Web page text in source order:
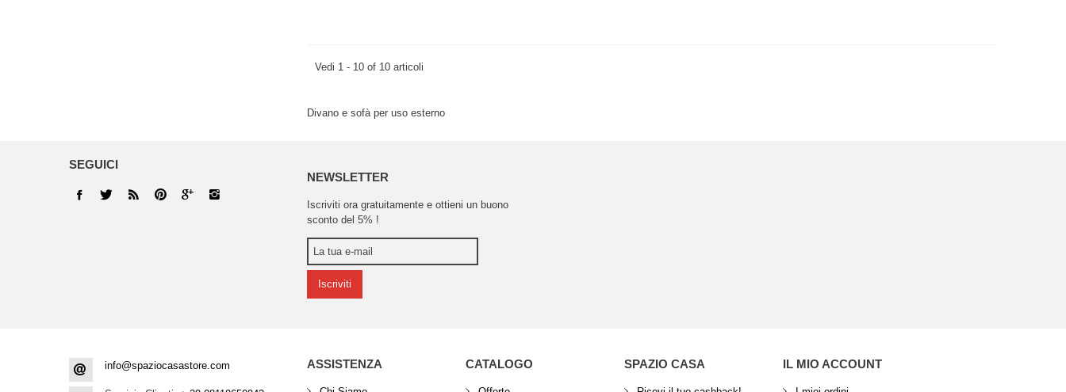
Vedi 1 - 10 of 10 articoli
Divano e sofà per uso esterno
SEGUICI
NEWSLETTER
Iscriviti ora gratuitamente e ottieni un buono
sconto del 5% !
Iscriviti
info@spaziocasastore.com ASSISTENZA CATALOGO SPAZIO CASA IL MIO ACCOUNT